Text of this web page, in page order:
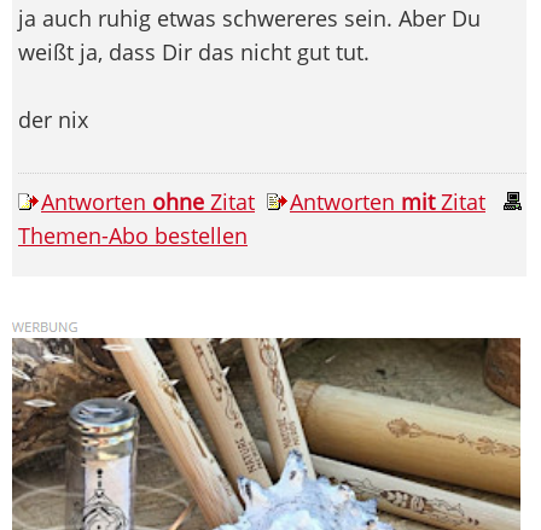
ja auch ruhig etwas schwereres sein. Aber Du
weißt ja, dass Dir das nicht gut tut.
der nix
Antworten ohne Zitat Antworten mitZitat
Themen-Abo bestellen